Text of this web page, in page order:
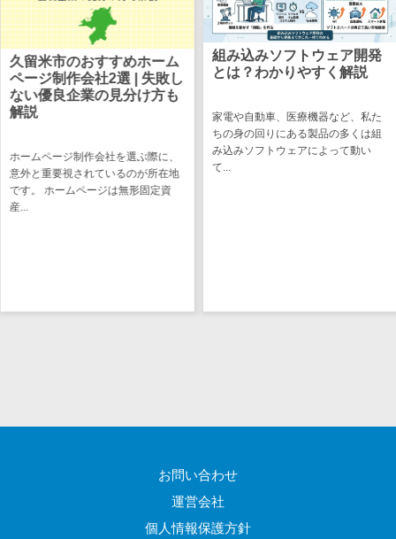
用地管理シス
テム
業界・業種特
化型
図面検索シス
テム
務支援サービス
HACCP管理ア
人材紹介シス
テム
人材派遣管理
すめホーム
2選 | 失敗し
見分け方も
を選ぶ際に、
るのが所在地
は無形固定資
組み込みソフトウェア開発
とは？わかりやすく解説
家電や自動車、医療機器など、私た
ちの身の回りにある製品の多くは組
み込みソフトウェアによって動い
て...
システム開
準委任契約
システム開発を
負契約」と「準
お問い合わせ
運営会社
個人情報保護方針